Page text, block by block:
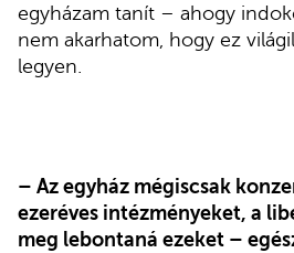
egyházam tanít – ahogy
nem akarhatom, hogy ez
legyen.
– Az egyház mégiscsak
ezeréves intézményeket, a
meg lebontaná ezeket –